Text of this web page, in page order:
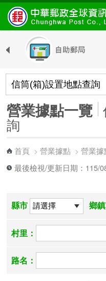
跳到主要內容區塊
營業據點一覽
詢
首頁 >營業據點 >營業
最後檢視/更新日期：115/
縣市 鄉
村里：
路名：